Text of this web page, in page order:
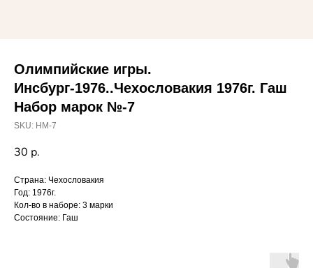
Олимпийские игры.
Инсбург-1976..Чехословакия 1976г. Гаш
Набор марок №-7
SKU: НМ-7
30 р.
Страна: Чехословакия
Год: 1976г.
Кол-во в наборе: 3 марки
Состояние: Гаш